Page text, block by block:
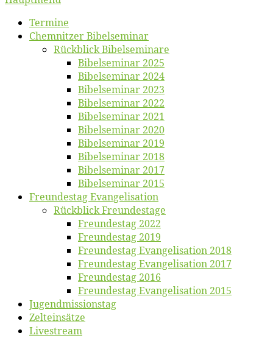
Ter­mi­ne
Chemnit­zer Bibelseminar
Rück­blick Bibelseminare
Bi­bel­se­mi­nar 2025
Bi­bel­se­mi­nar 2024
Bi­bel­se­mi­nar 2023
Bi­bel­se­mi­nar 2022
Bi­bel­se­mi­nar 2021
Bi­bel­se­mi­nar 2020
Bi­bel­se­mi­nar 2019
Bi­bel­se­mi­nar 2018
Bibelsemi­nar 2017
Bibelsemi­nar 2015
Freun­des­tag Evangelisation
Rück­blick Freundestage
Freun­des­tag 2022
Freun­des­tag 2019
Freun­des­tag Evan­ge­li­sa­ti­on 2018
Freun­des­tag Evan­ge­li­sa­ti­on 2017
Freun­des­tag 2016
Freun­des­tag Evan­ge­li­sa­ti­on 2015
Jugend­mis­sions­tag
Zelt­ein­sät­ze
Live­stream